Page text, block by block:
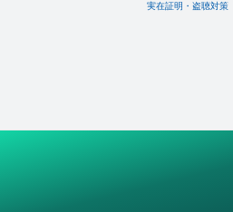
実在証明・盗聴対策